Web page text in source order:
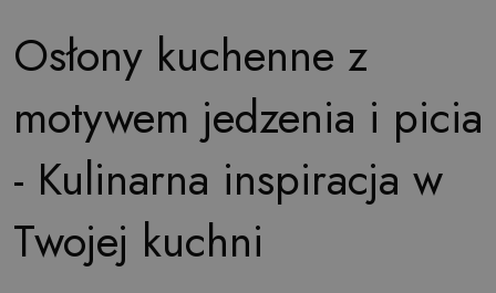
Osłony kuchenne z
motywem jedzenia i picia
- Kulinarna inspiracja w
Twojej kuchni